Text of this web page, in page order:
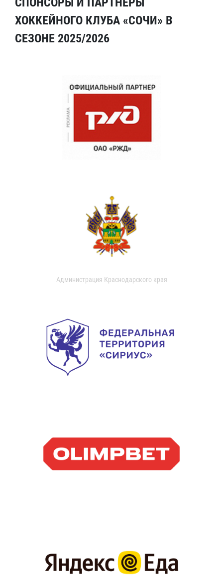
ХОККЕЙНОГО КЛУБА «СОЧИ» В
СЕЗОНЕ 2025/2026
Администрация Краснодарского края